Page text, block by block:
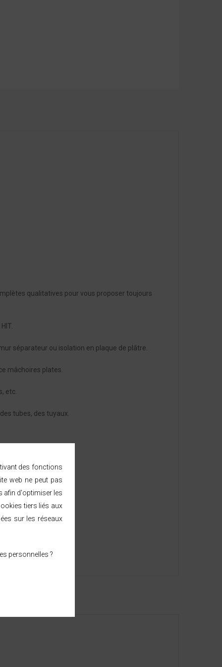
qualitatives pour vous proposer toujours
séparateur ou isolation en plaque de plâtre.
mâchoires plates.
etc.
tubes, des tuyaux.
des fonctions
web ne peut pas
afin d'optimiser les
tiers liés aux
sur les réseaux
personnelles ?